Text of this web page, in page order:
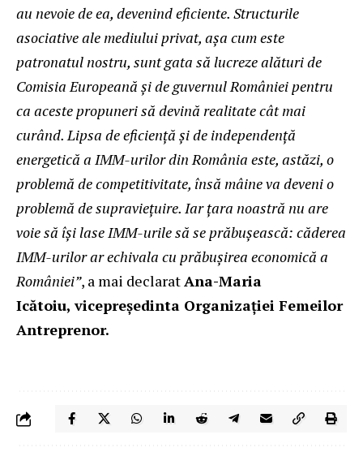
au nevoie de ea, devenind eficiente. Structurile
asociative ale mediului privat, așa cum este
patronatul nostru, sunt gata să lucreze alături de
Comisia Europeană și de guvernul României pentru
ca aceste propuneri să devină realitate cât mai
curând. Lipsa de eficiență și de independență
energetică a IMM-urilor din România este, astăzi, o
problemă de competitivitate, însă mâine va deveni o
problemă de supraviețuire. Iar țara noastră nu are
voie să își lase IMM-urile să se prăbușească: căderea
IMM-urilor ar echivala cu prăbușirea economică a
României”, a mai declaratAna-Maria
Icătoiu, vicepreședinta Organizației Femeilor
Antreprenor.